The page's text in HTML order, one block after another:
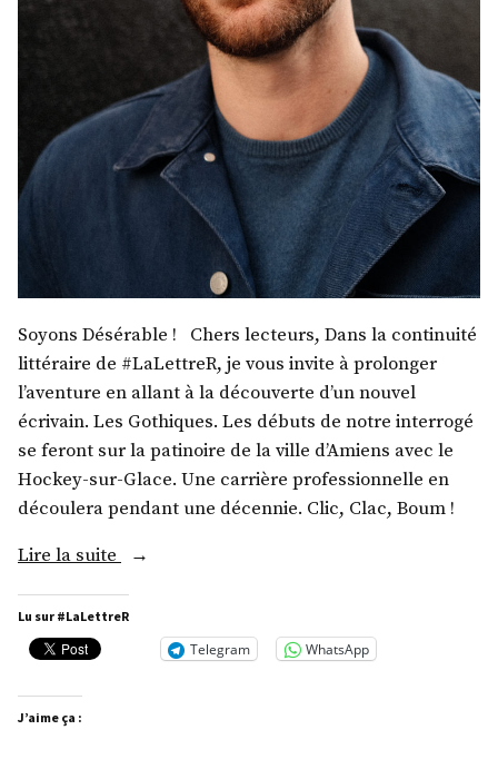
Soyons Désérable ! Chers lecteurs, Dans la continuité
littéraire de #LaLettreR, je vous invite à prolonger
l’aventure en allant à la découverte d’un nouvel
écrivain. Les Gothiques. Les débuts de notre interrogé
se feront sur la patinoire de la ville d’Amiens avec le
Hockey-sur-Glace. Une carrière professionnelle en
découlera pendant une décennie. Clic, Clac, Boum !
Lire la suite
« M.
Henri
Désérable »
Lu sur #LaLettreR
Telegram WhatsApp
J’aime ça :